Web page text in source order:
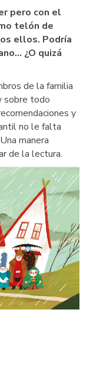
pero con el
telón de
ellos. Podría
¿O quizá
de la familia
sobre todo
y
no le falta
manera
de la lectura.